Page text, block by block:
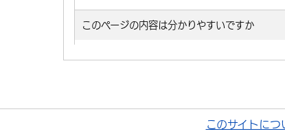
このサイトにつ